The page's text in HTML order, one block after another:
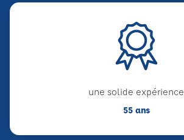
une solide expérience
55 ans